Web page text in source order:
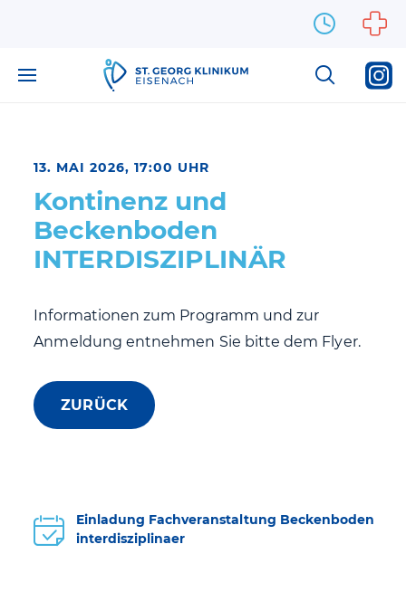
13. MAI 2026, 17:00 UHR
Kontinenz und
Beckenboden
INTERDISZIPLINÄR
Informationen zum Programm und zur
Anmeldung entnehmen Sie bitte dem Flyer.
ZURÜCK
Einladung Fachveranstaltung Beckenboden
interdisziplinaer